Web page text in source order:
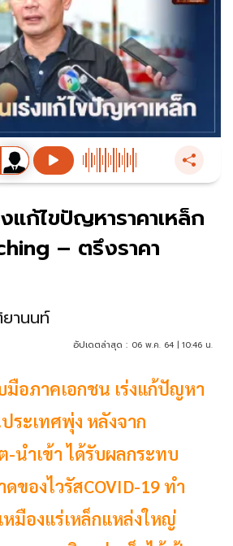
แก้ไขปัญหาราคาเหล็ก
– ตรึงราคา
านนท์
อัปเดตล่าสุด : 06 พ.ค. 64 | 10:46 น.
อภาคเอกชน เร่งแก้ปัญหา
ระเทศพุ่ง หลังจาก
-นำเข้า ได้รับผลกระทบ
ของไวรัสCOVID-19 ทำ
หมืองแร่เหล็กแหล่งใหญ่